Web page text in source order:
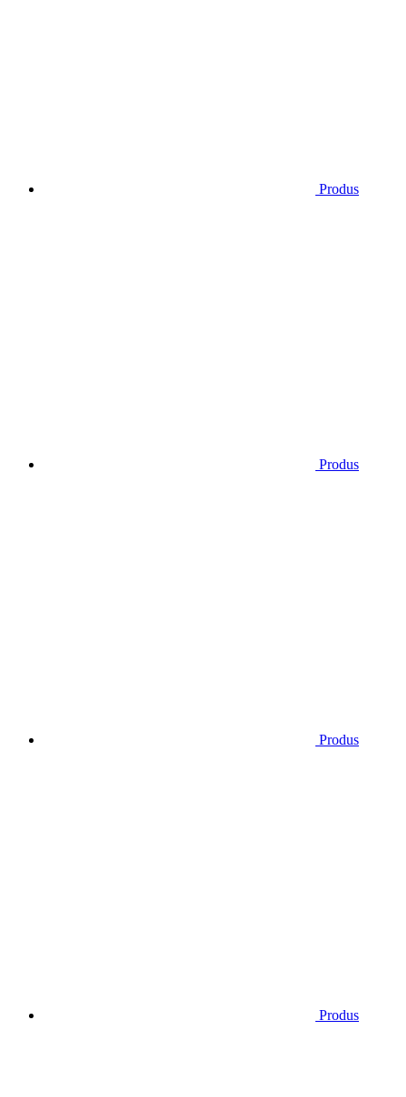
Produs
Produs
Produs
Produs